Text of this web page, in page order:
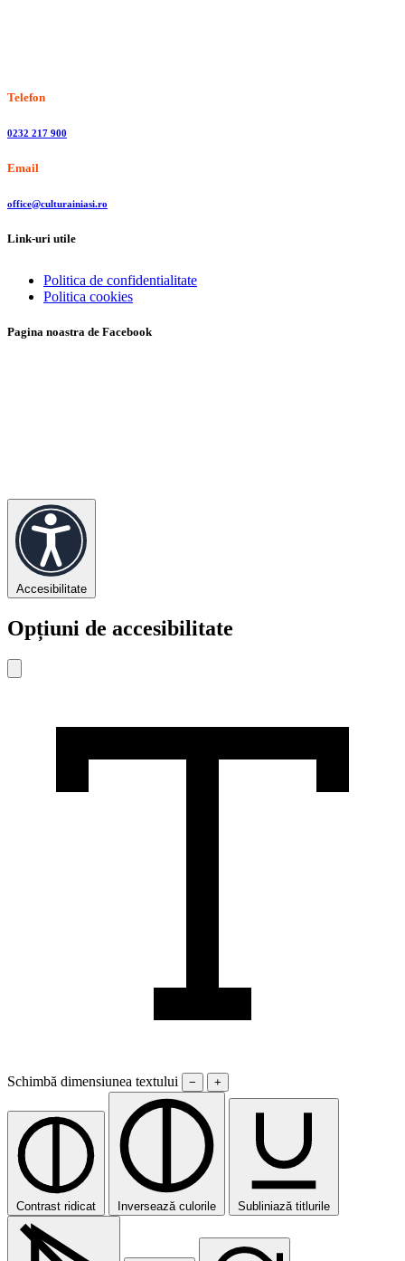
Telefon
0232 217 900
Email
office@culturainiasi.ro
Link-uri utile
Politica de confidentialitate
Politica cookies
Pagina noastra de Facebook
Accesibilitate
Opțiuni de accesibilitate
Schimbă dimensiunea textului − +
Contrast ridicat Inversează culorile Subliniază titlurile